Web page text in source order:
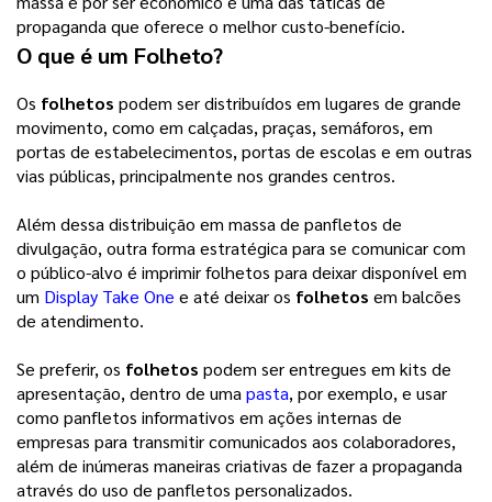
propaganda que oferece o melhor custo-benefício.
O que é um Folheto?
Os folhetos podem ser distribuídos em lugares de grande
movimento, como em calçadas, praças, semáforos, em
portas de estabelecimentos, portas de escolas e em outras
vias públicas, principalmente nos grandes centros.
Além dessa distribuição em massa de panfletos de
divulgação, outra forma estratégica para se comunicar com
o público-alvo é imprimir folhetos para deixar disponível em
um Display Take One e até deixar os folhetos em balcões
de atendimento.
Se preferir, os folhetos podem ser entregues em kits de
apresentação, dentro de uma pasta, por exemplo, e usar
como panfletos informativos em ações internas de
empresas para transmitir comunicados aos colaboradores,
além de inúmeras maneiras criativas de fazer a propaganda
através do uso de panfletos personalizados.